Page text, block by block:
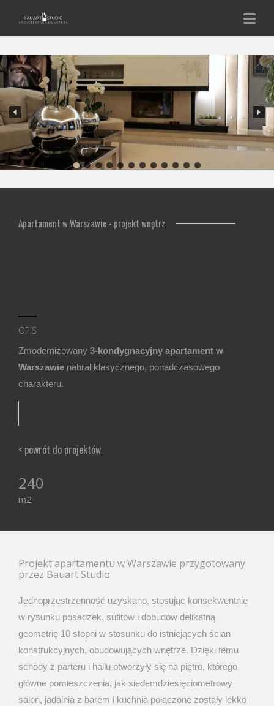
Apartament w Warszawie - projekt wnętrz
OPIS
Zmodernizowany 3-kondygnacyjny apartament w
Warszawie nabrał klasycznego, ponadczasowego
charakteru.
< powrót do projektów
240
m2
Projekt apartamentu w Warszawie przygotowany
przez Bauart Studio
Jednoprzestrzenność uzyskano, stosując konsekwentnie
w rysunku posadzek, sufitów i dobudów delikatną
geometrię 10 stopni w stosunku do istniejących ścian
konstrukcyjnych, obudowujących wnętrze. Dzięki temu
schody z parteru i hallu otworzyły się na piętro, którego
główne pomieszczenia, jak siedemdziesięciometrowy
salon, jadalnia z barem i kuchnia połączone zostały lekko